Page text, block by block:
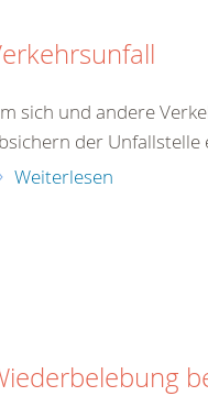
sich und andere
der Unfallstelle
Weiterlesen